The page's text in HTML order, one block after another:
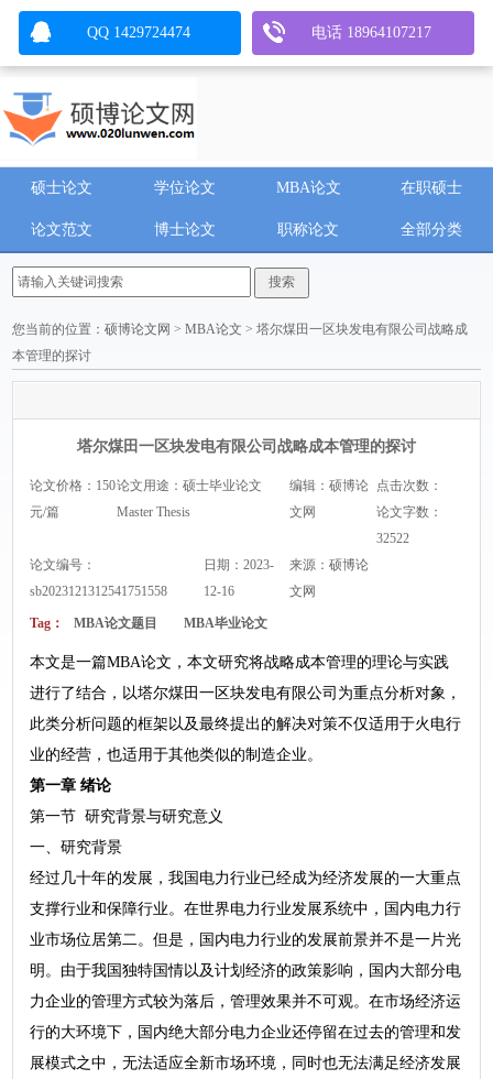
硕士论文 学位论文 MBA论文 在职硕士
论文范文 博士论文 职称论文 全部分类
您当前的位置：硕博论文网 >MBA论文 > 塔尔煤田一区块发电有限公司战略成
本管理的探讨
塔尔煤田一区块发电有限公司战略成本管理的探讨
论文价格：150
元/篇
论文用途：硕士毕业论文
Master Thesis
编辑：硕博论
文网
点击次数：
论文字数：
32522
论文编号：
sb2023121312541751558
日期：2023-
12-16
来源：硕博论
文网
Tag： MBA论文题目 MBA毕业论文
本文是一篇MBA论文，本文研究将战略成本管理的理论与实践
进行了结合，以塔尔煤田一区块发电有限公司为重点分析对象，
此类分析问题的框架以及最终提出的解决对策不仅适用于火电行
业的经营，也适用于其他类似的制造企业。
第一章 绪论
第一节 研究背景与研究意义
一、研究背景
经过几十年的发展，我国电力行业已经成为经济发展的一大重点
支撑行业和保障行业。在世界电力行业发展系统中，国内电力行
业市场位居第二。但是，国内电力行业的发展前景并不是一片光
明。由于我国独特国情以及计划经济的政策影响，国内大部分电
力企业的管理方式较为落后，管理效果并不可观。在市场经济运
行的大环境下，国内绝大部分电力企业还停留在过去的管理和发
展模式之中，无法适应全新市场环境，同时也无法满足经济发展
QQ 1429724474 电话 18964107217